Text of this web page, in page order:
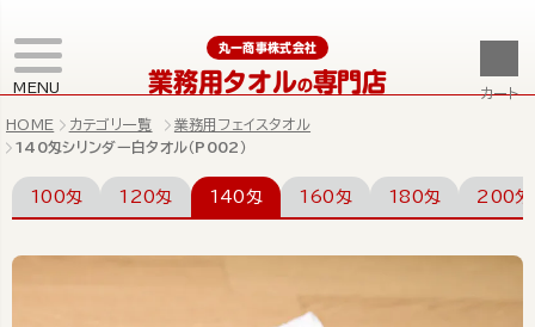
MENU
丸一商事株式会社
業務用タオルの専門店 カート
HOME カテゴリ一覧
業務用フェイスタオル
140匁シリンダー白タオル（P002）
100匁 120匁 140匁 160匁 180匁 200匁